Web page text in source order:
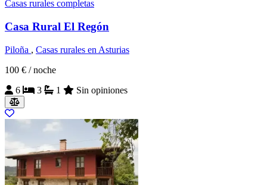
Casas rurales completas
Casa Rural El Regón
Piloña , Casas rurales en Asturias
100 € / noche
6
3 1 Sin opiniones